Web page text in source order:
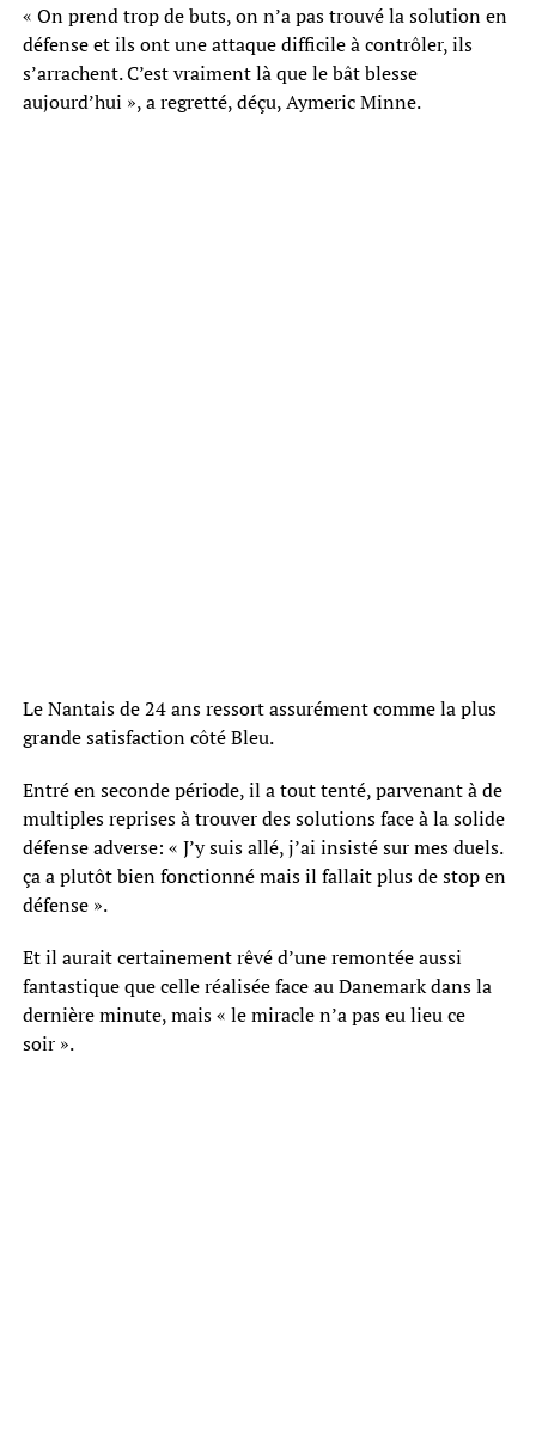
« On prend trop de buts, on n’a pas trouvé la solution en
défense et ils ont une attaque difficile à contrôler, ils
s’arrachent. C’est vraiment là que le bât blesse
aujourd’hui », a regretté, déçu, Aymeric Minne.
Le Nantais de 24 ans ressort assurément comme la plus
grande satisfaction côté Bleu.
Entré en seconde période, il a tout tenté, parvenant à de
multiples reprises à trouver des solutions face à la solide
défense adverse: « J’y suis allé, j’ai insisté sur mes duels.
ça a plutôt bien fonctionné mais il fallait plus de stop en
défense ».
Et il aurait certainement rêvé d’une remontée aussi
fantastique que celle réalisée face au Danemark dans la
dernière minute, mais « le miracle n’a pas eu lieu ce
soir ».